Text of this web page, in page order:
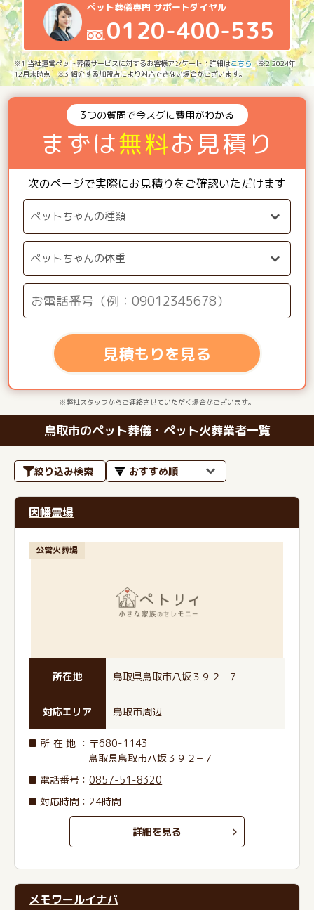
ペット葬儀専門 サポートダイヤル
0120-400-535
※1 当社運営ペット葬儀サービスに対するお客様アンケート：詳細はこちら ※2 2024年
12月末時点 ※3 紹介する加盟店により対応できない場合がございます。
3つの質問で今スグに費用がわかる
まずは無料お見積り
次のページで実際にお見積りをご確認いただけます
見積もりを見る
※弊社スタッフからご連絡させていただく場合がございます。
鳥取市のペット葬儀・ペット火葬業者一覧
絞り込み検索
因幡霊場
公営火葬場
所在地 鳥取県鳥取市八坂３９２−７
対応エリア 鳥取市周辺
所在地 ：〒680-1143
鳥取県鳥取市八坂３９２−７
電話番号 ：0857-51-8320
対応時間：24時間
詳細を見る
メモワールイナバ